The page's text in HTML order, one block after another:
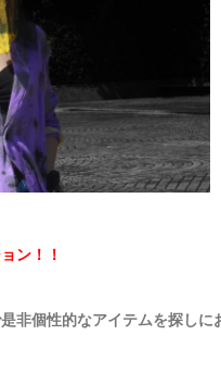
ン！！
非個性的なアイテムを探しに